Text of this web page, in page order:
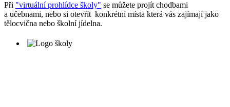
Při "virtuální prohlídce školy" se můžete projít chodbami
a učebnami, nebo si otevřít konkrétní místa která vás zajímají jako
tělocvična nebo školní jídelna.